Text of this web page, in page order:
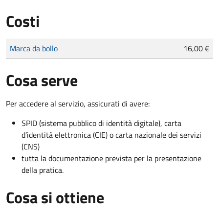
Costi
Tipo di pagamento
Importo
Marca da bollo 16,00 €
Cosa serve
Per accedere al servizio, assicurati di avere:
SPID (sistema pubblico di identità digitale), carta
d’identità elettronica (CIE) o carta nazionale dei servizi
(CNS)
tutta la documentazione prevista per la presentazione
della pratica.
Cosa si ottiene